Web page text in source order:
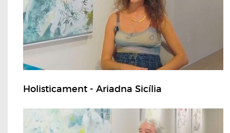
Holisticament - Ariadna Sicília